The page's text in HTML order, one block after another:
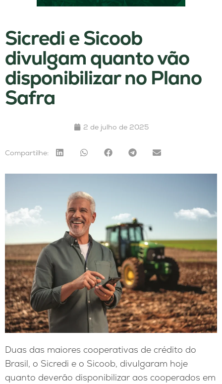
Sicredi e Sicoob
divulgam quanto vão
disponibilizar no Plano
Safra
2 de julho de 2025
Compartilhe:
Duas das maiores cooperativas de crédito do
Brasil, o Sicredi e o Sicoob, divulgaram hoje
quanto deverão disponibilizar aos cooperados em